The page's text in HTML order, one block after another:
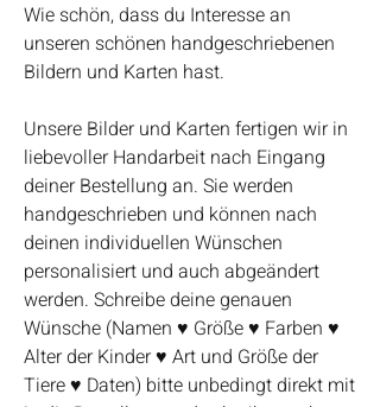
Wie schön, dass du Interesse an
unseren schönen handgeschriebenen
Bildern und Karten hast.
Unsere Bilder und Karten fertigen wir in
liebevoller Handarbeit nach Eingang
deiner Bestellung an. Sie werden
handgeschrieben und können nach
deinen individuellen Wünschen
personalisiert und auch abgeändert
werden. Schreibe deine genauen
Wünsche (Namen ♥ Größe ♥ Farben ♥
Alter der Kinder ♥ Art und Größe der
Tiere ♥ Daten) bitte unbedingt direkt mit